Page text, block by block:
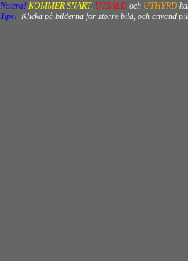
Notera! KOMMER SNART, UTSÅLD och UTHYRD
Tips! Klicka på bilderna för större bild, och använd